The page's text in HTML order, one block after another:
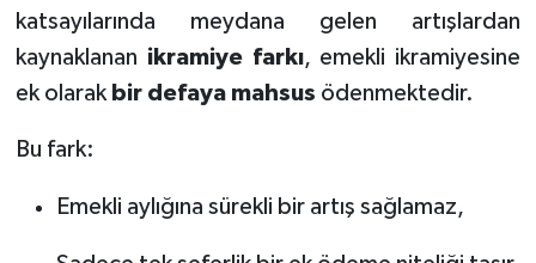
katsayılarında meydana gelen artışlardan
kaynaklanan ikramiye farkı, emekli ikramiyesine
ek olarak bir defaya mahsus ödenmektedir.
Bu fark:
Emekli aylığına sürekli bir artış sağlamaz,